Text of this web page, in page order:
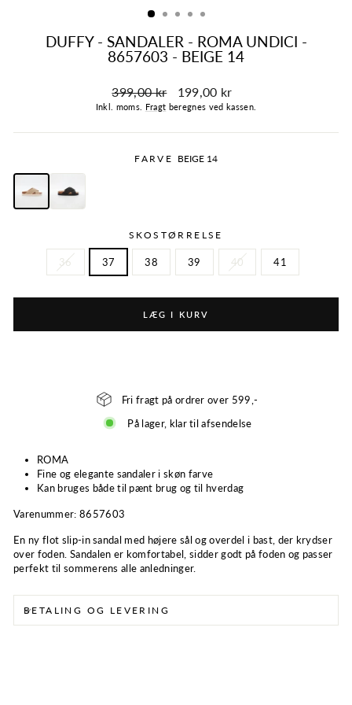
DUFFY - SANDALER - ROMA UNDICI -
8657603 - BEIGE 14
Normalpris
399,00 kr Tilbudspris
199,00 kr
Inkl. moms. Fragt beregnes ved kassen.
FARVE BEIGE 14
SKOSTØRRELSE
36 37 38 39 40 41
LÆG I KURV
Fri fragt på ordrer over 599,-
På lager, klar til afsendelse
ROMA
Fine og elegante sandaler i skøn farve
Kan bruges både til pænt brug og til hverdag
Varenummer: 8657603
En ny flot slip-in sandal med højere sål og overdel i bast, der krydser
over foden. Sandalen er komfortabel, sidder godt på foden og passer
perfekt til sommerens alle anledninger.
BETALING OG LEVERING